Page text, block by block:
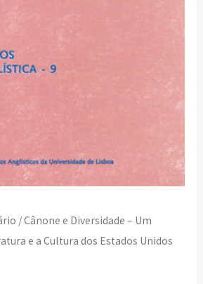
/ Cânone e Diversidade – Um
e a Cultura dos Estados Unidos